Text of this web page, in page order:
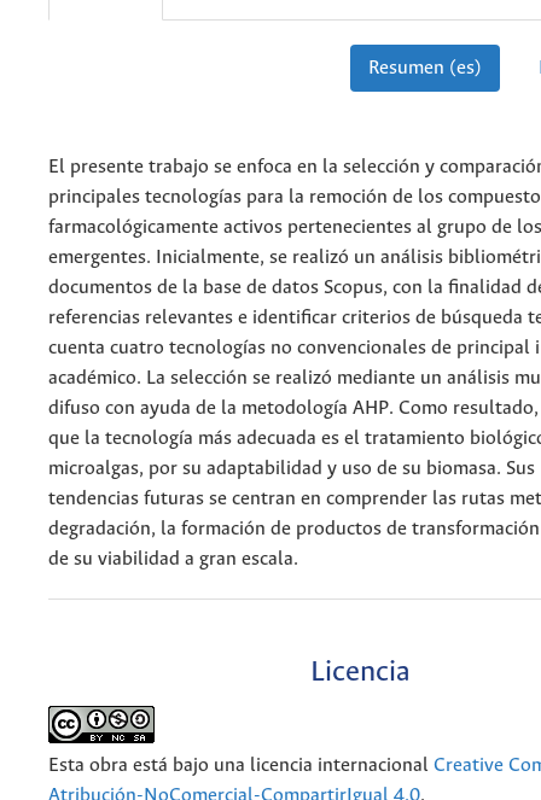
Resumen (es)
El presente trabajo se enfoca en la selección y
principales tecnologías para la remoción de los
farmacológicamente activos pertenecientes al grupo de
emergentes. Inicialmente, se realizó un análisis
documentos de la base de datos Scopus, con la finalidad
referencias relevantes e identificar criterios de búsqueda
cuenta cuatro tecnologías no convencionales de principal
académico. La selección se realizó mediante un análisis
difuso con ayuda de la metodología AHP. Como
que la tecnología más adecuada es el tratamiento
microalgas, por su adaptabilidad y uso de su biomasa.
tendencias futuras se centran en comprender las rutas
degradación, la formación de productos de
de su viabilidad a gran escala.
Licencia
Esta obra está bajo una licencia internacional Creative